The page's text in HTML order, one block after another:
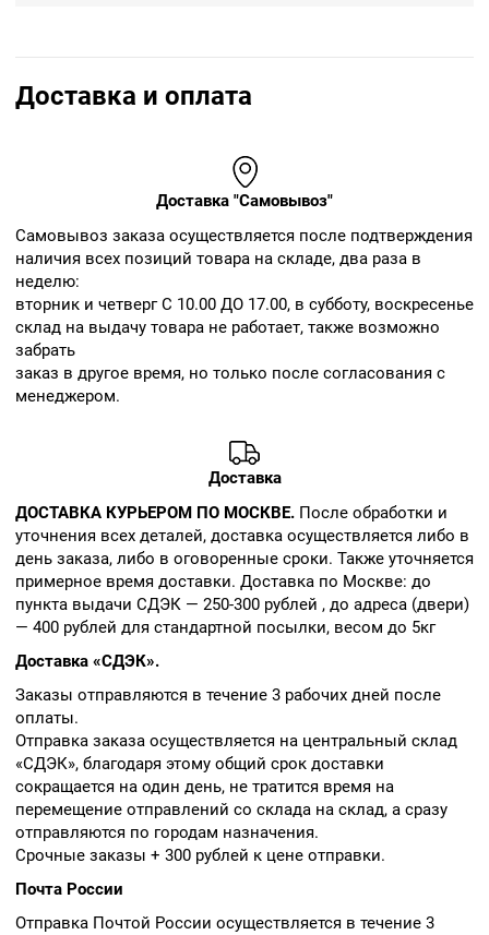
Доставка и оплата
Доставка "Самовывоз"
Cамовывоз заказа осуществляется после подтверждения
наличия всех позиций товара на складе, два раза в
неделю:
вторник и четверг С 10.00 ДО 17.00, в субботу, воскресенье
склад на выдачу товара не работает, также возможно
забрать
заказ в другое время, но только после согласования с
менеджером.
Доставка
ДОСТАВКА КУРЬЕРОМ ПО МОСКВЕ. После обработки и
уточнения всех деталей, доставка осуществляется либо в
день заказа, либо в оговоренные сроки. Также уточняется
примерное время доставки. Доставка по Москве: до
пункта выдачи СДЭК — 250-300 рублей , до адреса (двери)
— 400 рублей для стандартной посылки, весом до 5кг
Доставка «СДЭК».
Заказы отправляются в течение 3 рабочих дней после
оплаты.
Отправка заказа осуществляется на центральный склад
«СДЭК», благодаря этому общий срок доставки
сокращается на один день, не тратится время на
перемещение отправлений со склада на склад, а сразу
отправляются по городам назначения.
Срочные заказы + 300 рублей к цене отправки.
Почта России
Отправка Почтой России осуществляется в течение 3